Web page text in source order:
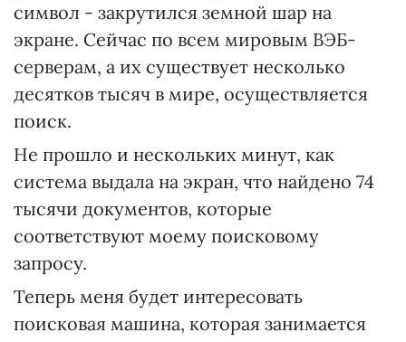
символ - закрутился земной шар на
экране. Сейчас по всем мировым ВЭБ-
серверам, а их существует несколько
десятков тысяч в мире, осуществляется
поиск.
Не прошло и нескольких минут, как
система выдала на экран, что найдено 74
тысячи документов, которые
соответствуют моему поисковому
запросу.
Теперь меня будет интересовать
поисковая машина, которая занимается